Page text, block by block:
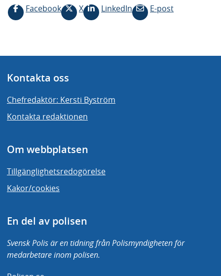
Facebook
X LinkedIn E-post
Kontakta oss
Chefredaktör: Kersti Byström
Kontakta redaktionen
Om webbplatsen
Tillgänglighetsredogörelse
Kakor/cookies
En del av polisen
Svensk Polis är en tidning från Polismyndigheten för
medarbetare inom polisen.